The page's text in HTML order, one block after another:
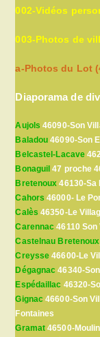
002-Vidéos
003-Photos de
a-Photos du Lot
Diaporama de
Aujols 46090-Son
Baladou 46090-Son
Belcastel-Lacave
Bonaguil 47 proche
Bretenoux 46130-Sa
Cahors 46000- Le
Calès 46350-Le
Carennac 46110
Castelnau Bretenoux
Creysse 46600-Le
Dégagnac 46340-
Espédaillac 46320-
Gignac 46600-Son
Fontaines
Gramat 46500-